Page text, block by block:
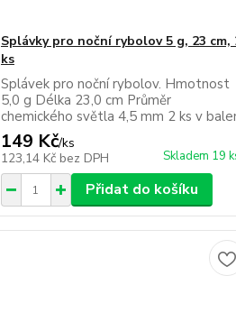
Splávky pro noční rybolov 5 g, 23 cm,
ks
Splávek pro noční rybolov. Hmotnost
5,0 g Délka 23,0 cm Průměr
chemického světla 4,5 mm 2 ks v
149 Kč/ks
123,14 Kč bez DPH Skladem 19
Přidat do košíku